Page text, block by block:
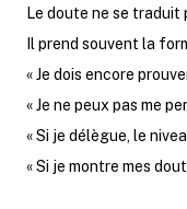
Le doute ne se traduit
Il prend souvent la
« Je dois encore
« Je ne peux pas me
« Si je délègue, le
« Si je montre mes